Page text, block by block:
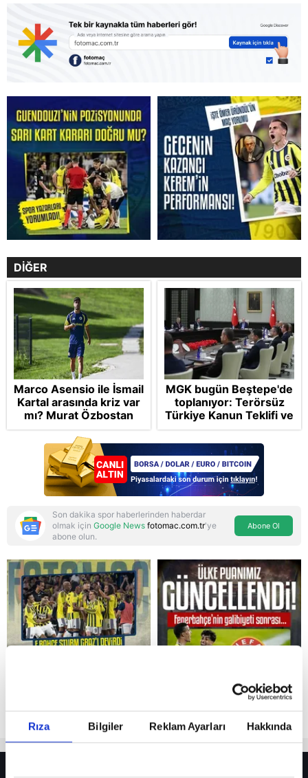
Rıza Bilgiler Reklam Ayarları Hakkında
Reddet
DİĞER
Marco Asensio ile İsmail
Kartal arasında kriz var
mı? Murat Özbostan
analiz etti: Egoları da
yönetmelisiniz
MGK bugün Beştepe'de
toplanıyor: Terörsüz
Türkiye Kanun Teklifi ve
bölgesel güvenlik
başlıkları masada
Son dakika spor haberlerinden haberdar
olmak için Google News fotomac.com.tr'ye
abone olun.
Abone Ol